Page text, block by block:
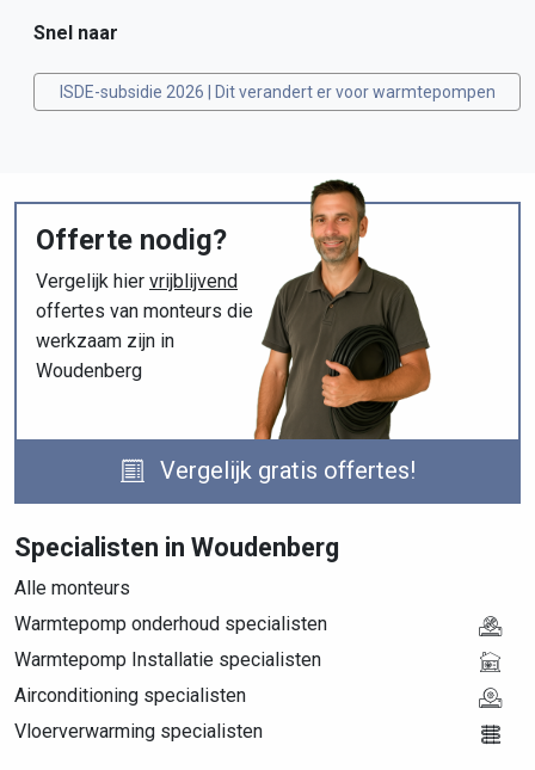
Snel naar
ISDE-subsidie 2026 | Dit verandert er voor warmtepompen
Offerte nodig?
Vergelijk hier vrijblijvend
offertes van monteurs die
werkzaam zijn in
Woudenberg
Vergelijk gratis offertes!
Specialisten in Woudenberg
Alle monteurs
Warmtepomp onderhoud specialisten
Warmtepomp Installatie specialisten
Airconditioning specialisten
Vloerverwarming specialisten